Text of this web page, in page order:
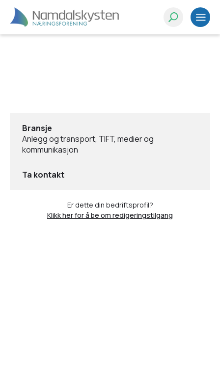
Bransje
Anlegg og transport, TIFT, medier og
kommunikasjon
Ta kontakt
Er dette din bedriftsprofil?
Klikk her for å be om redigeringstilgang